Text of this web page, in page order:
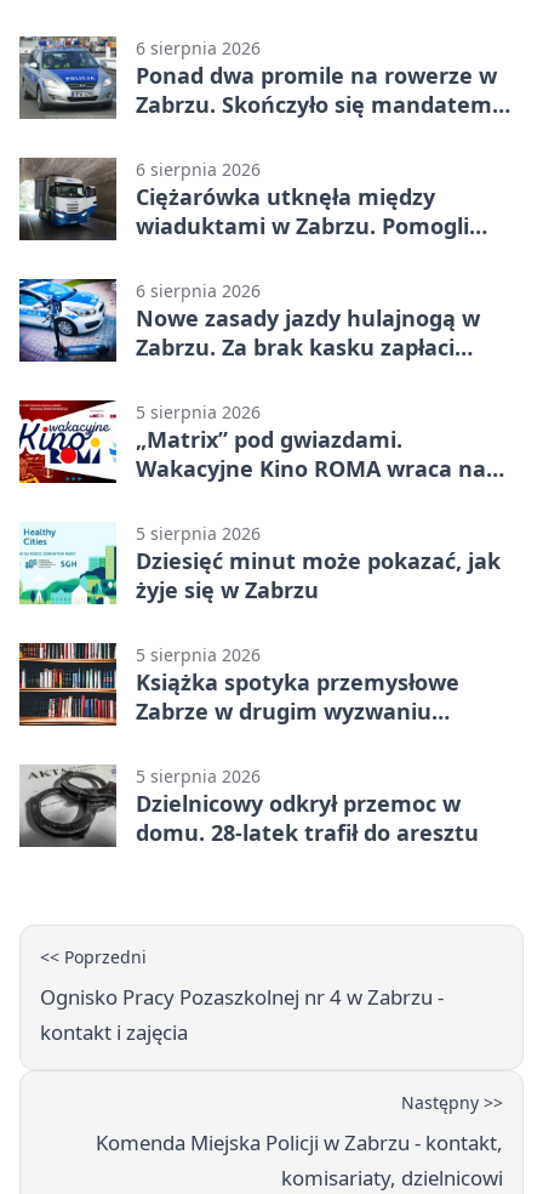
6 sierpnia 2026
Ponad dwa promile na rowerze w
Zabrzu. Skończyło się mandatem
6 sierpnia 2026
Ciężarówka utknęła między
wiaduktami w Zabrzu. Pomogli
6 sierpnia 2026
Nowe zasady jazdy hulajnogą w
Zabrzu. Za brak kasku zapłaci
5 sierpnia 2026
„Matrix” pod gwiazdami.
Wakacyjne Kino ROMA wraca na
5 sierpnia 2026
Dziesięć minut może pokazać, jak
żyje się w Zabrzu
5 sierpnia 2026
Książka spotyka przemysłowe
Zabrze w drugim wyzwaniu
5 sierpnia 2026
Dzielnicowy odkrył przemoc w
domu. 28-latek trafił do aresztu
<< Poprzedni
Ognisko Pracy Pozaszkolnej nr 4 w Zabrzu -
kontakt i zajęcia
Następny >>
Komenda Miejska Policji w Zabrzu - kontakt,
komisariaty, dzielnicowi